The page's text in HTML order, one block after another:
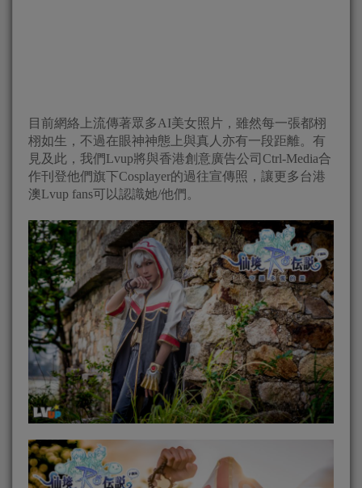
目前網絡上流傳著眾多AI美女照片，雖然每一張都栩
栩如生，不過在眼神神態上與真人亦有一段距離。有
見及此，我們Lvup將與香港創意廣告公司Ctrl-Media合
作刊登他們旗下Cosplayer的過往宣傳照，讓更多台港
澳Lvup fans可以認識她/他們。